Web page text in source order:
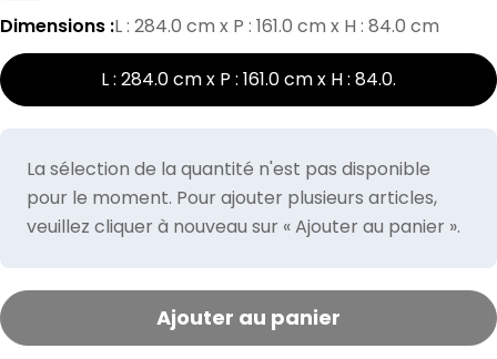
Dimensions :L : 284.0 cm x P : 161.0 cm x H : 84.0 cm
L : 284.0 cm x P : 161.0 cm x H : 84.0.
La sélection de la quantité n'est pas disponible
pour le moment. Pour ajouter plusieurs articles,
veuillez cliquer à nouveau sur « Ajouter au panier ».
Ajouter au panier